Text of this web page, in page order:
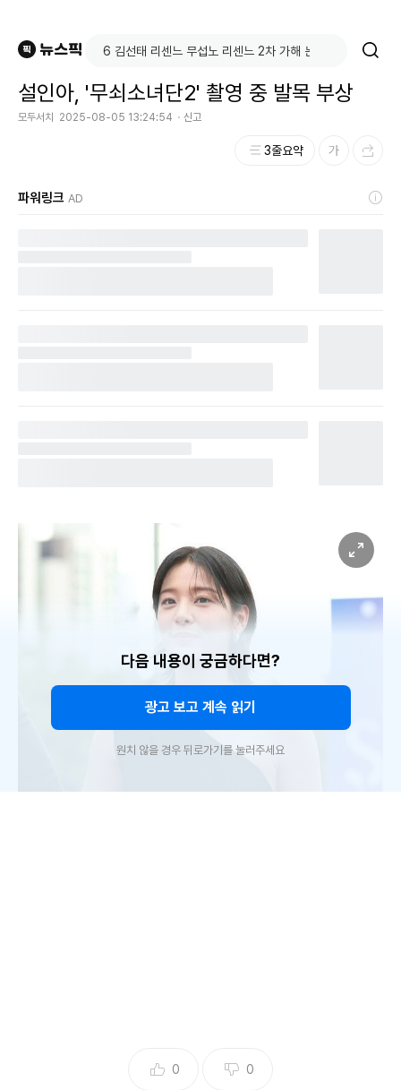
설인아, '무쇠소녀단2' 촬영 중 발목 부상
모두서치 2025-08-05 13:24:54 신고
3줄요약
파워링크 AD
다음 내용이 궁금하다면?
광고 보고 계속 읽기
원치 않을 경우 뒤로가기를 눌러주세요
0 0